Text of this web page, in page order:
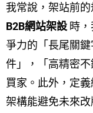
我常說，架站前
B2B網站架設 時
爭力的「長尾關
件」，「高精密
買家。此外，定
架構能避免未來